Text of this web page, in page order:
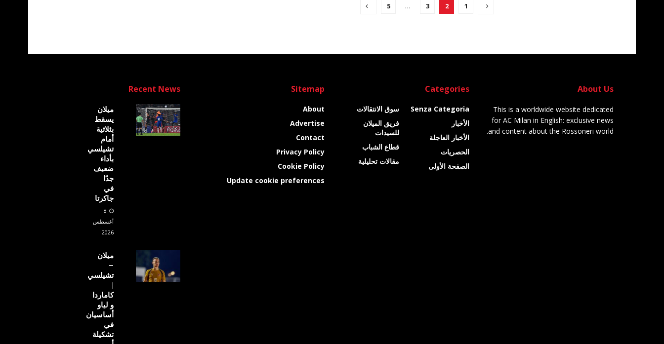
1
2
3
…
5
About Us
This is a worldwide website dedicated
for AC Milan in English: exclusive news
and content about the Rossoneri world.
Categories
Senza Categoria
الأخبار
الأخبار العاجلة
الحصريات
الصفحة الأولى
سوق الانتقالات
فريق الميلان
للسيدات
قطاع الشباب
مقالات تحليلية
Sitemap
About
Advertise
Contact
Privacy Policy
Cookie Policy
Update cookie preferences
Recent News
ميلان
يسقط
بثلاثية
أمام
تشيلسي
بأداء
ضعيف
جدًا
في
جاكرتا
8
أغسطس
2026
ميلان
–
تشيلسي
|
كاماردا
و لياو
أساسيان
في
تشكيلة